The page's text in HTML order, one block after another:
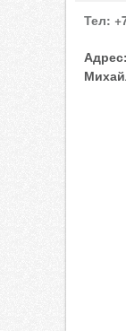
Тел:
Адрес: